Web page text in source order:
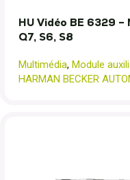
HU Vidéo BE 6329 –
Q7, S6, S8
Multimédia, Module
HARMAN BECKER